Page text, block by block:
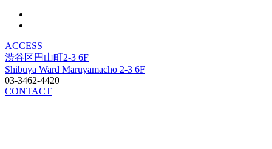
ACCESS
渋谷区円山町2-3 6F
Shibuya Ward Maruyamacho 2-3 6F
03-3462-4420
CONTACT